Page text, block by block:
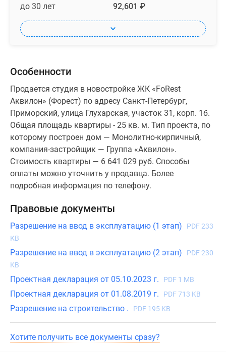
до 30 лет 92,601 ₽
Особенности
Продается студия в новостройке ЖК «FoRest
Аквилон» (Форест) по адресу Санкт-Петербург,
Приморский, улица Глухарская, участок 31, корп. 1б.
Общая площадь квартиры - 25 кв. м. Тип проекта, по
которому построен дом — Монолитно-кирпичный,
компания-застройщик — Группа «Аквилон».
Стоимость квартиры — 6 641 029 руб. Способы
оплаты можно уточнить у продавца. Более
подробная информация по телефону.
Правовые документы
Разрешение на ввод в эксплуатацию (1 этап)
PDF 233
KB
Разрешение на ввод в эксплуатацию (2 этап)
PDF 230
KB
Проектная декларация от 05.10.2023 г. PDF 1 MB
Проектная декларация от 01.08.2019 г. PDF 713 KB
Разрешение на строительство . PDF 195 KB
Хотите получить все документы сразу?